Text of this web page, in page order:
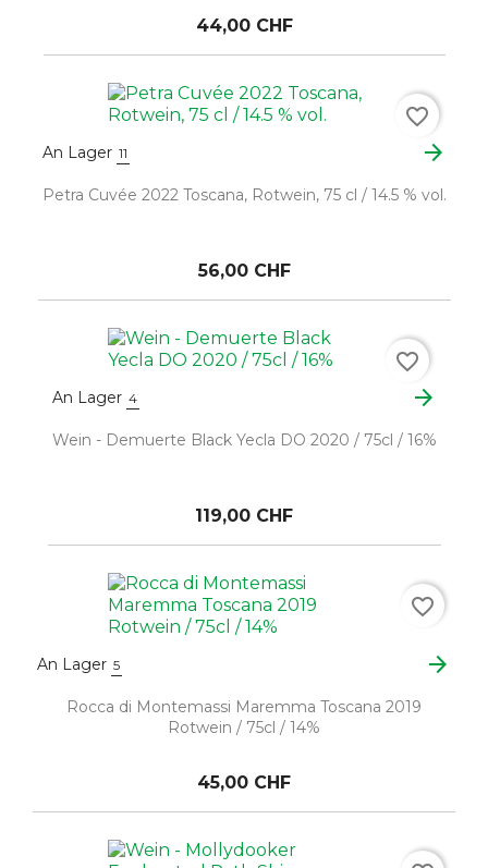
44,00 CHF
An Lager 11 arrow_forward
Petra Cuvée 2022 Toscana, Rotwein, 75 cl / 14.5 % vol.
56,00 CHF
favorite_border
An Lager 4 arrow_forward
Wein - Demuerte Black Yecla DO 2020 / 75cl / 16%
119,00 CHF
favorite_border
An Lager 5 arrow_forward
Rocca di Montemassi Maremma Toscana 2019
Rotwein / 75cl / 14%
45,00 CHF
favorite_border